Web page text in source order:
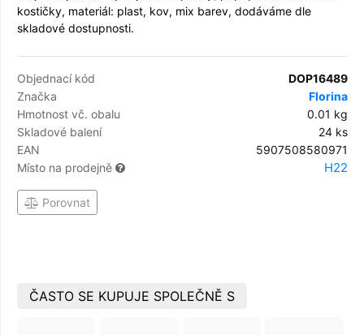
kostičky, materiál: plast, kov, mix barev, dodáváme dle
skladové dostupnosti.
Objednací kód
DOP16489
Značka
Florina
Hmotnost vč. obalu
0.01 kg
Skladové balení
24 ks
EAN
5907508580971
Místo na prodejně
H22
Porovnat
ČASTO SE KUPUJE SPOLEČNĚ S